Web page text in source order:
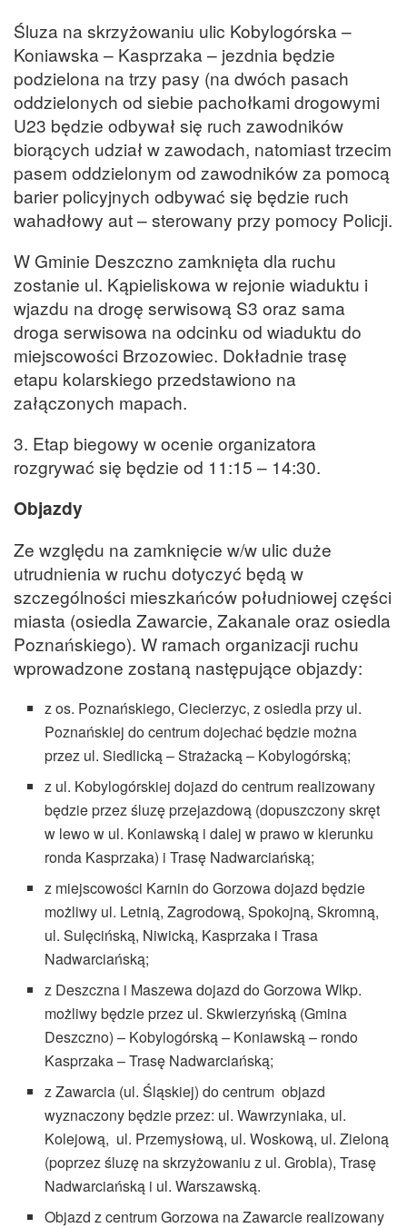
Śluza na skrzyżowaniu ulic Kobylogórska –
Koniawska – Kasprzaka – jezdnia będzie
podzielona na trzy pasy (na dwóch pasach
oddzielonych od siebie pachołkami drogowymi
U23 będzie odbywał się ruch zawodników
biorących udział w zawodach, natomiast trzecim
pasem oddzielonym od zawodników za pomocą
barier policyjnych odbywać się będzie ruch
wahadłowy aut – sterowany przy pomocy Policji.
W Gminie Deszczno zamknięta dla ruchu
zostanie ul. Kąpieliskowa w rejonie wiaduktu i
wjazdu na drogę serwisową S3 oraz sama
droga serwisowa na odcinku od wiaduktu do
miejscowości Brzozowiec. Dokładnie trasę
etapu kolarskiego przedstawiono na
załączonych mapach.
3. Etap biegowy w ocenie organizatora
rozgrywać się będzie od 11:15 – 14:30.
Objazdy
Ze względu na zamknięcie w/w ulic duże
utrudnienia w ruchu dotyczyć będą w
szczególności mieszkańców południowej części
miasta (osiedla Zawarcie, Zakanale oraz osiedla
Poznańskiego). W ramach organizacji ruchu
wprowadzone zostaną następujące objazdy:
z os. Poznańskiego, Ciecierzyc, z osiedla przy ul.
Poznańskiej do centrum dojechać będzie można
przez ul. Siedlicką – Strażacką – Kobylogórską;
z ul. Kobylogórskiej dojazd do centrum realizowany
będzie przez śluzę przejazdową (dopuszczony skręt
w lewo w ul. Koniawską i dalej w prawo w kierunku
ronda Kasprzaka) i Trasę Nadwarciańską;
z miejscowości Karnin do Gorzowa dojazd będzie
możliwy ul. Letnią, Zagrodową, Spokojną, Skromną,
ul. Sulęcińską, Niwicką, Kasprzaka i Trasa
Nadwarciańską;
z Deszczna i Maszewa dojazd do Gorzowa Wlkp.
możliwy będzie przez ul. Skwierzyńską (Gmina
Deszczno) – Kobylogórską – Koniawską – rondo
Kasprzaka – Trasę Nadwarciańską;
z Zawarcia (ul. Śląskiej) do centrum objazd
wyznaczony będzie przez: ul. Wawrzyniaka, ul.
Kolejową, ul. Przemysłową, ul. Woskową, ul. Zieloną
(poprzez śluzę na skrzyżowaniu z ul. Grobla), Trasę
Nadwarciańską i ul. Warszawską.
Objazd z centrum Gorzowa na Zawarcie realizowany